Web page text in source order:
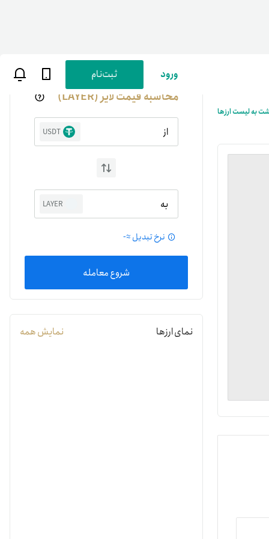
ورود ثبت‌نام
به لیست ارزها
محاسبه قیمت لایر (LAYER)
از USDT
به LAYER
نرخ تبدیل ≈-
شروع معامله
نمای ارزها نمایش همه